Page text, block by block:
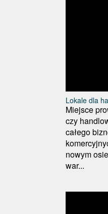
Lokale dla
Miejsce
czy
całego
nowym
war...